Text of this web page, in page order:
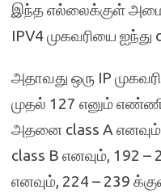
இந்த எல்லைக்குள்
IPV4 முகவரியை ஐந்து
அதாவது ஒரு IP
முதல் 127 எனும்
அதனை class A
class B எனவும், 192
எனவும், 224 – 239